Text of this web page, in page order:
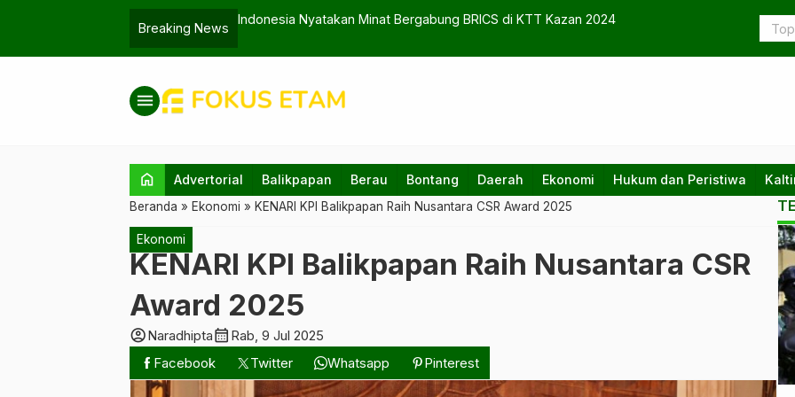
Breaking News
Electrifying Agriculture Dorong Modernisasi Pertanian Forum
menu
home Advertorial Balikpapan Berau Bontang Daerah Ekonomi Hukum dan Peristiwa
Beranda » Ekonomi » KENARI KPI Balikpapan Raih Nusantara CSR Award 2025
Ekonomi
KENARI KPI Balikpapan Raih Nusantara CSR
Award 2025
account_circleNaradhiptacalendar_month Rab, 9 Jul 2025
Facebook
Twitter Whatsapp Pinterest